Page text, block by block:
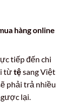
hàng online
tiếp đến chi
từtệsang Việt
phải trả nhiều
lại.